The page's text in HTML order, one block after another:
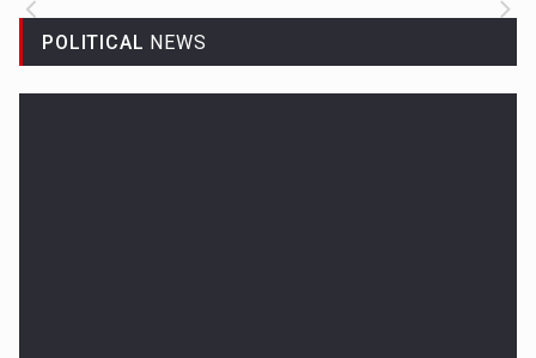
POLITICAL NEWS